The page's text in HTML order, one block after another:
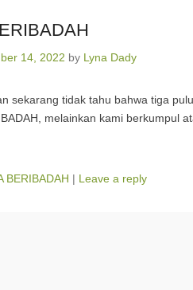
14, 2022 by Lyna Dady
sekarang tidak tahu bahwa tiga
melainkan kami berkumpul
BERIBADAH | Leave a reply